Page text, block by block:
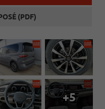
(PDF)
+5